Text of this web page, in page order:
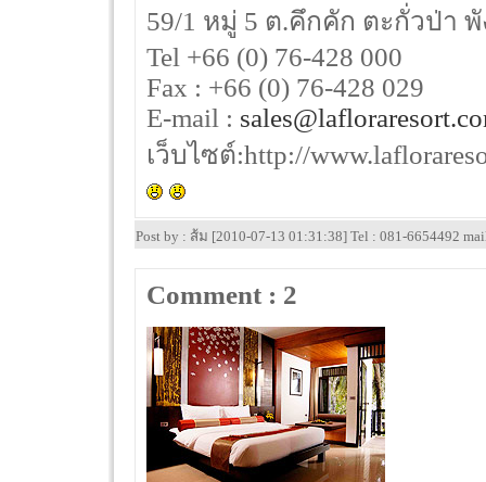
59/1 หมู่ 5 ต.คึกคัก ตะกั่วป่า
Tel +66 (0) 76-428 000
Fax : +66 (0) 76-428 029
E-mail :
เว็บไซต์:http://
Post by : ส้ม [2010-07-13 01:31:38] Tel : 081-6654492
Comment : 2